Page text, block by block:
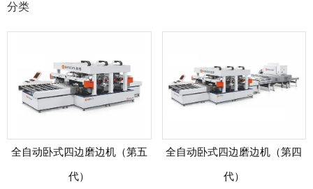
分类
全自动卧式四边磨边机（第五
代）
全自动卧式四边磨边机（第四
代）